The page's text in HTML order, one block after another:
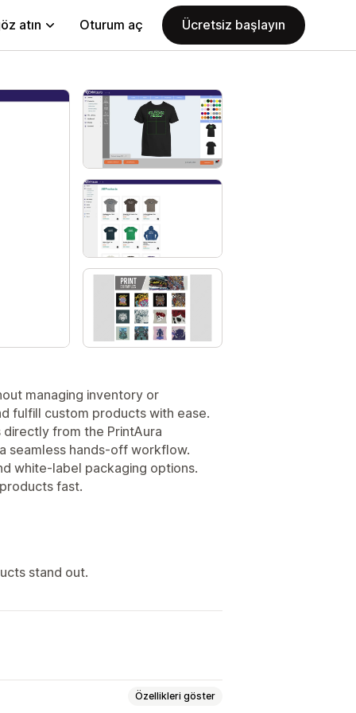
atın Oturum aç Ücretsiz başlayın
managing inventory or
fulfill custom products with ease.
from the PrintAura
seamless hands-off workflow.
white-label packaging options.
fast.
stand out.
Özellikleri göster